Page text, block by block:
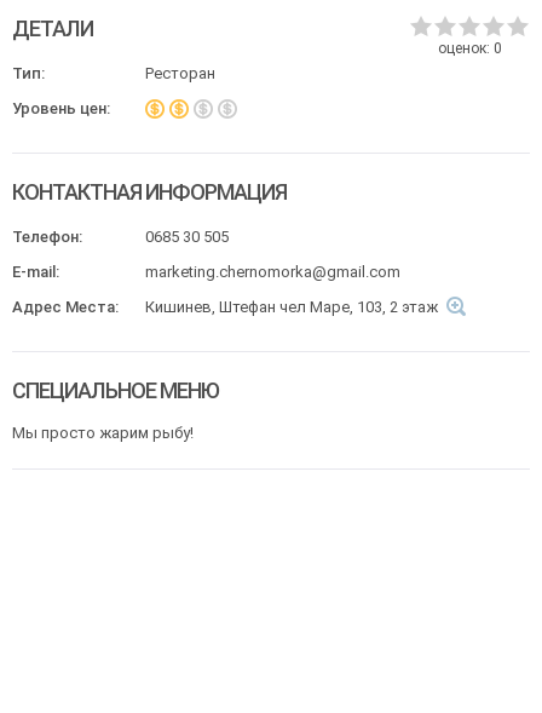
оценок: 0
ДЕТАЛИ
Тип:
Ресторан
Уровень цен:
КОНТАКТНАЯ ИНФОРМАЦИЯ
Телефон:
0685 30 505
E-mail:
marketing.chernomorka@gmail.com
Адрес Места:
Кишинев, Штефан чел Маре, 103, 2 этаж
СПЕЦИАЛЬНОЕ МЕНЮ
Мы просто жарим рыбу!